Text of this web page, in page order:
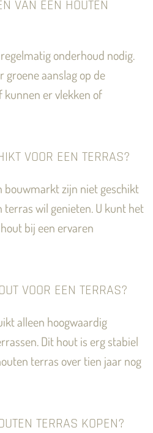
VAN EEN HOUTEN
onderhoud nodig.
groene aanslag op de
kunnen er vlekken of
VOOR EEN TERRAS?
bouwmarkt zijn niet geschikt
terras wil genieten. U kunt het
bij een ervaren
VOOR EEN TERRAS?
alleen hoogwaardig
Dit hout is erg stabiel
terras over tien jaar nog
TERRAS KOPEN?